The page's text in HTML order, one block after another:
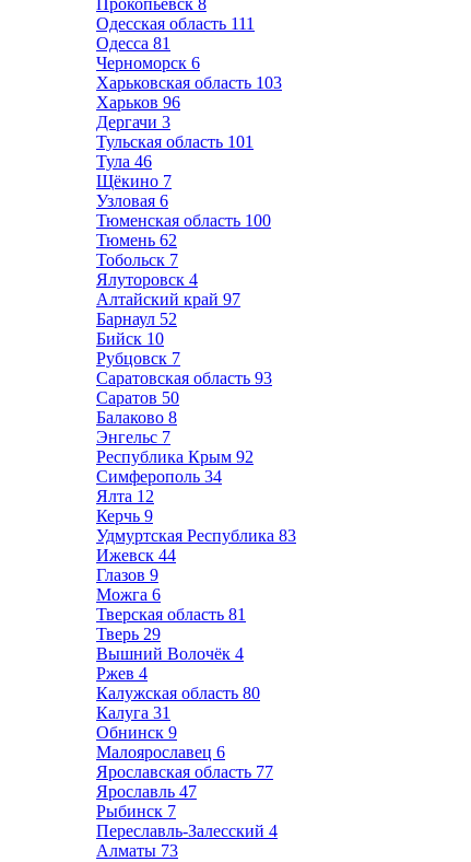
Прокопьевск 8
Одесская область 111
Одесса 81
Черноморск 6
Харьковская область 103
Харьков 96
Дергачи 3
Тульская область 101
Тула 46
Щёкино 7
Узловая 6
Тюменская область 100
Тюмень 62
Тобольск 7
Ялуторовск 4
Алтайский край 97
Барнаул 52
Бийск 10
Рубцовск 7
Саратовская область 93
Саратов 50
Балаково 8
Энгельс 7
Республика Крым 92
Симферополь 34
Ялта 12
Керчь 9
Удмуртская Республика 83
Ижевск 44
Глазов 9
Можга 6
Тверская область 81
Тверь 29
Вышний Волочёк 4
Ржев 4
Калужская область 80
Калуга 31
Обнинск 9
Малоярославец 6
Ярославская область 77
Ярославль 47
Рыбинск 7
Переславль-Залесский 4
Алматы 73